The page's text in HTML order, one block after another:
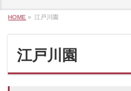
HOME » 江戸川園
江戸川園